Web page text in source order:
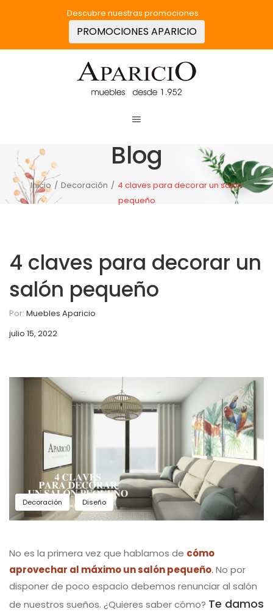
Descubre nuestras promociones
PROMOCIONES APARICIO
Blog
Inicio / Decoración / 4 claves para decorar un salón
pequeño
4 claves para decorar un
salón pequeño
Por: Muebles Aparicio
julio 15, 2022
Decoración Diseño
No es la primera vez que hablamos de cómo
aprovechar al máximo un salón pequeño. No por
disponer de poco espacio debemos renunciar al salón
de nuestros sueños. ¿Quieres saber cómo? Te damos